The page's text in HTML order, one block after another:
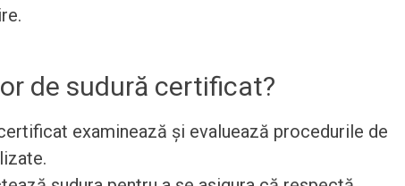
de sudură certificat?
examinează și evaluează procedurile de